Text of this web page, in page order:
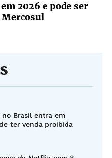
2026 e pode ser
Mercosul
no Brasil entra em
ter venda proibida